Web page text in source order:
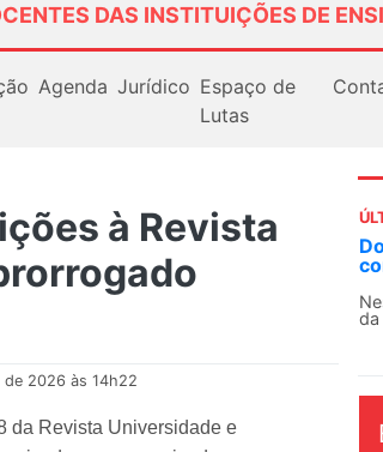
DAS INSTITUIÇÕES DE
Agenda Jurídico Espaço de
Lutas
à Revista
de 2026 às 14h22
da Revista Universidade e
Docentes paralisam novamente as
contra as políticas de Milei na
Nessa segunda-feira (3), sindicatos de
da educação superior e básica da